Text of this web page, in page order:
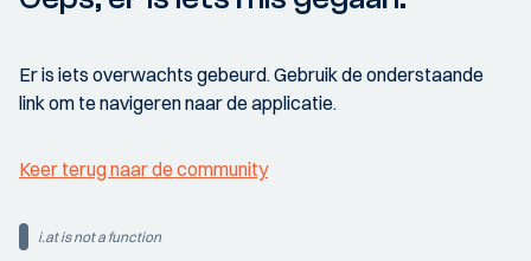
Er is iets overwachts gebeurd. Gebruik de onderstaande
link om te navigeren naar de applicatie.
Keer terug naar de community
i.at is not a function